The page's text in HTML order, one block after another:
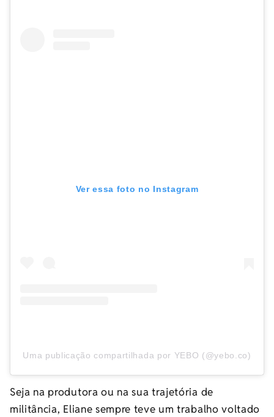
Ver essa foto no Instagram
Uma publicação compartilhada por YEBO (@yebo.co)
Seja na produtora ou na sua trajetória de
militância, Eliane sempre teve um trabalho voltado